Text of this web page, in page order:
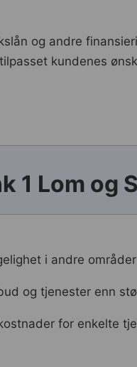
og andre
kundenes
1 Lom og
i andre områder
og tjenester enn
for enkelte